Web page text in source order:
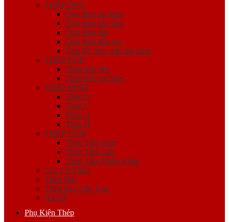
THÉP ỐNG
Ống thép mạ kẽm
Ống thép hàn đen
Ống thép đúc
Ống thép siêu âm
Ống lốc theo đơn đặt hàng
THÉP HỘP
Thép hộp đen
Thép hộp mạ kẽm
THÉP HÌNH
Thép U
Thép I
Thép V
Thép H
THÉP TẤM
Thép Tấm Trơn
Thép Tấm Gân
Thép Tấm Nhập Khẩu
Cọc Cừ Thép
Thép Đặc
Thép Ray Cầu Trục
Xà Gồ
Phụ Kiện Thép